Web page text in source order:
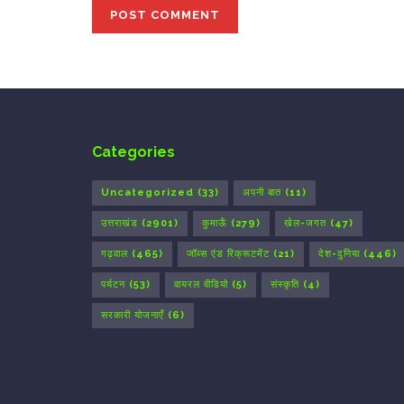
Categories
Uncategorized (33) अपनी बात (11)
उत्तराखंड (2901) कुमाऊँ (279) खेल-जगत (47)
गढ़वाल (465) जॉब्स एंड रिक्रूटमेंट (21) देश-दुनिया (446)
पर्यटन (53) वायरल वीडियो (5) संस्कृति (4)
सरकारी योजनाएँ (6)